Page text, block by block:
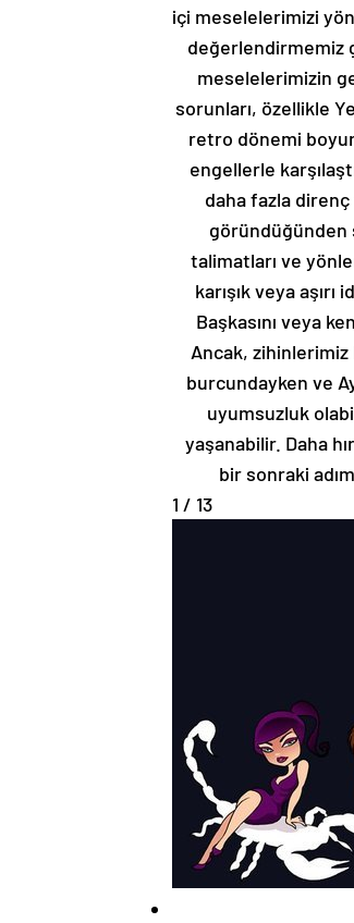
içi meselelerimizi
değerlendirmemiz
meselelerimizin
sorunları, özellikle
retro dönemi
engellerle
daha fazla
göründüğünden
talimatları ve
karışık veya
Başkasını veya
Ancak, zihinlerimiz
burcundayken ve
uyumsuzluk
yaşanabilir. Daha
bir sonraki
1 / 13